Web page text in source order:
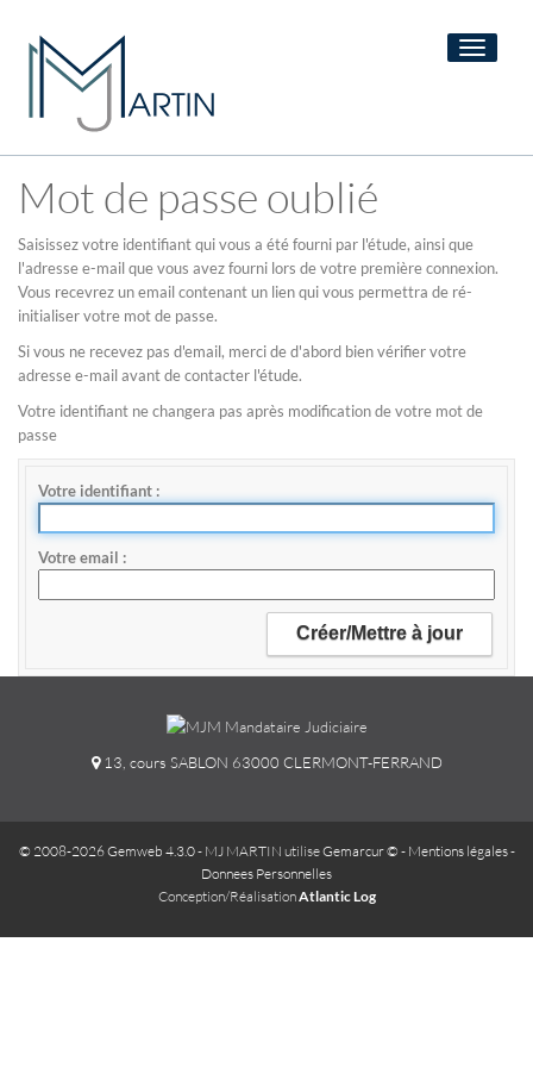
Toggle
Mot de passe oublié
Saisissez votre identifiant qui vous a été fourni par l'étude, ainsi que
l'adresse e-mail que vous avez fourni lors de votre première connexion.
Vous recevrez un email contenant un lien qui vous permettra de ré-
initialiser votre mot de passe.
Si vous ne recevez pas d'email, merci de d'abord bien vérifier votre
adresse e-mail avant de contacter l'étude.
Votre identifiant ne changera pas après modification de votre mot de
passe
Votre identifiant
Votre email
13, cours SABLON 63000 CLERMONT-FERRAND
© 2008-2026 Gemweb 4.3.0- MJ MARTIN utiliseGemarcur © - Mentions légales-
Donnees Personnelles
Conception/RéalisationAtlantic Log